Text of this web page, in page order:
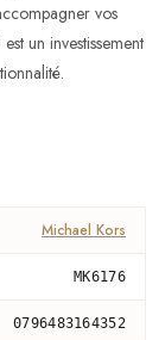
vos
un investissement
Michael Kors
MK6176
0796483164352